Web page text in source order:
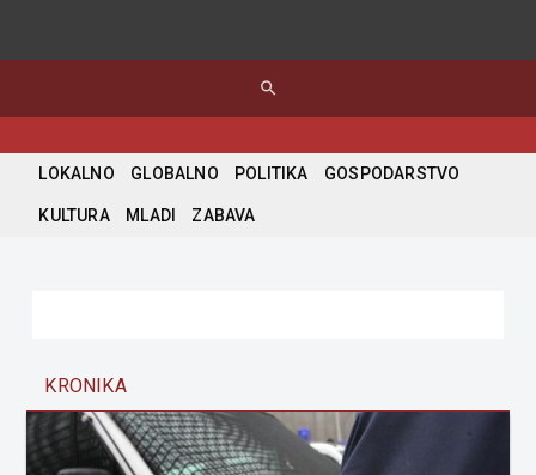
search
LOKALNO GLOBALNO POLITIKA GOSPODARSTVO
KULTURA MLADI ZABAVA
KRONIKA